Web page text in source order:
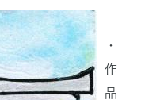
・
作
品